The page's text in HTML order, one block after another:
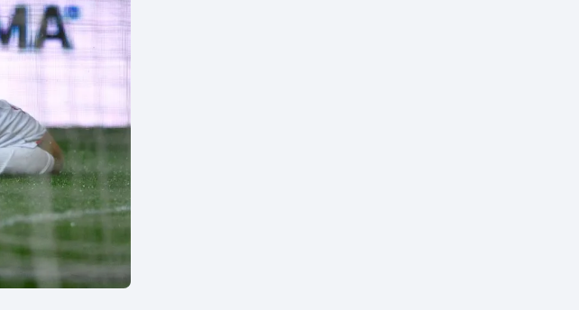
Triatlon
Veslování
Volejbal
Ostatní